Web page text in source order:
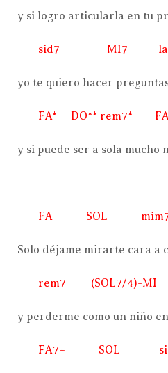
y si logro articularla en tu
sid7 MI7 lam-
yo te quiero hacer
FA* DO** rem7* FA
y si puede ser a sola mucho
FA SOL mim7-
Solo déjame mirarte cara a
rem7 (SOL7/4)-MI
y perderme como un niño
FA7+ SOL sid7